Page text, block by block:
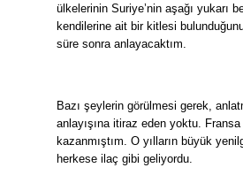
ülkelerinin Suriye’nin aşağı yukarı
kendilerine ait bir kitlesi
süre sonra anlayacaktım.
Bazı şeylerin görülmesi gerek,
anlayışına itiraz eden yoktu.
kazanmıştım. O yılların büyük
herkese ilaç gibi geliyordu.